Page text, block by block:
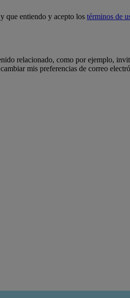
y que entiendo y acepto los términos de
relacionado, como por ejemplo,
mis preferencias de correo